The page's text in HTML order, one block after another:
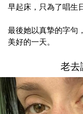
早起床，只為了唱生
最後她以真摯的字句
美好的一天。
老去